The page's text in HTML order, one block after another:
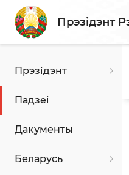
Прэзідэнт
Прэзідэнт
Падзеі
Дакументы
Беларусь